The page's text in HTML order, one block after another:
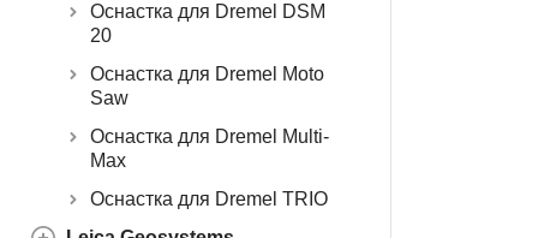
Оснастка для Dremel DSM
20
Оснастка для Dremel Moto
Saw
Оснастка для Dremel Multi-
Max
Оснастка для Dremel TRIO